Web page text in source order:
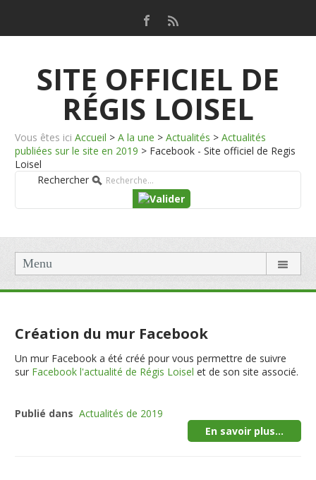
SITE OFFICIEL DE
RÉGIS LOISEL
Vous êtes ici Accueil > A la une > Actualités > Actualités
publiées sur le site en 2019 > Facebook - Site officiel de Regis
Loisel
Rechercher
Menu
Création du mur Facebook
Un mur Facebook a été créé pour vous permettre de suivre
sur Facebook l'actualité de Régis Loisel et de son site associé.
Publié dans Actualités de 2019
En savoir plus...